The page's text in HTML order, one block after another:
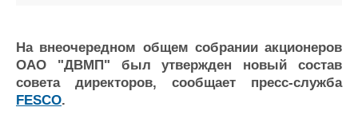
Пульс
Новости
Компании
Доска объявлений
Продажа флота
Оборудование
На внеочередном общем собрании акционеров
ОАО "ДВМП" был утвержден новый состав
совета директоров, сообщает пресс-служба
FESCO.